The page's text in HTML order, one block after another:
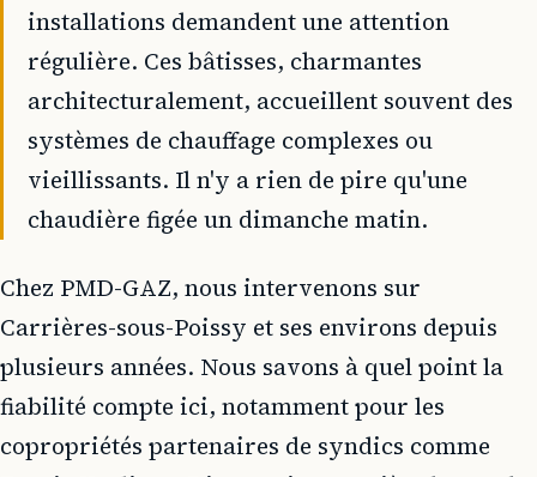
installations demandent une attention
régulière. Ces bâtisses, charmantes
architecturalement, accueillent souvent des
systèmes de chauffage complexes ou
vieillissants. Il n'y a rien de pire qu'une
chaudière figée un dimanche matin.
Chez PMD-GAZ, nous intervenons sur
Carrières-sous-Poissy et ses environs depuis
plusieurs années. Nous savons à quel point la
fiabilité compte ici, notamment pour les
copropriétés partenaires de syndics comme